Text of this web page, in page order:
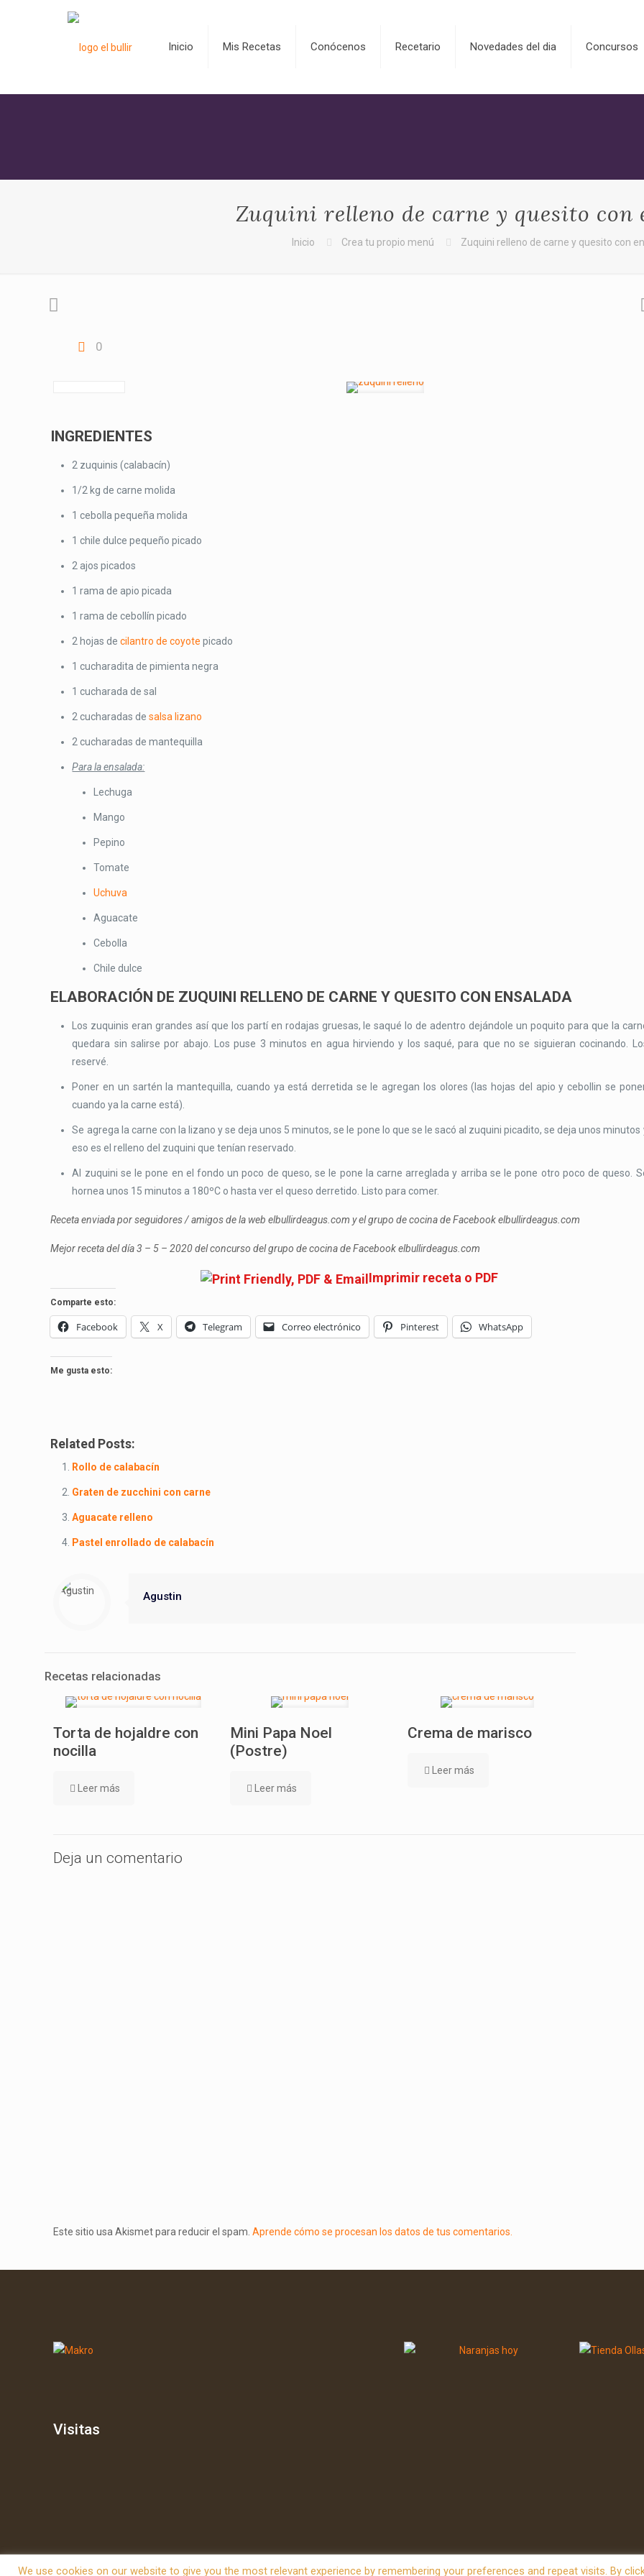
Inicio Mis Recetas Conócenos Recetario Novedades del dia Concursos
Zuquini relleno de carne y quesito con
Inicio Crea tu propio menú Zuquini relleno de carne y quesito con
0
INGREDIENTES
2 zuquinis (calabacín)
1/2 kg de carne molida
1 cebolla pequeña molida
1 chile dulce pequeño picado
2 ajos picados
1 rama de apio picada
1 rama de cebollín picado
2 hojas decilantro de coyote picado
1 cucharadita de pimienta negra
1 cucharada de sal
2 cucharadas desalsa lizano
2 cucharadas de mantequilla
Para la ensalada:
Lechuga
Mango
Pepino
Tomate
Uchuva
Aguacate
Cebolla
Chile dulce
ELABORACIÓN DE ZUQUINI RELLENO DE CARNE Y QUESITO CON ENSALADA
Los zuquinis eran grandes así que los partí en rodajas gruesas, le saqué lo de adentro dejándole un poquito para que la
quedara sin salirse por abajo. Los puse 3 minutos en agua hirviendo y los saqué, para que no se siguieran cocinando.
reservé.
Poner en un sartén la mantequilla, cuando ya está derretida se le agregan los olores (las hojas del apio y cebollin se
cuando ya la carne está).
Se agrega la carne con la lizano y se deja unos 5 minutos, se le pone lo que se le sacó al zuquini picadito, se deja unos minutos
eso es el relleno del zuquini que tenían reservado.
Al zuquini se le pone en el fondo un poco de queso, se le pone la carne arreglada y arriba se le pone otro poco de queso.
hornea unos 15 minutos a 180ºC o hasta ver el queso derretido. Listo para comer.
Receta enviada por seguidores / amigos de la web elbullirdeagus.com y el grupo de cocina de Facebook elbullirdeagus.com
Mejor receta del día 3 – 5 – 2020 del concurso del grupo de cocina de Facebook elbullirdeagus.com
Imprimir receta o PDF
Comparte esto:
Facebook X Telegram Correo electrónico Pinterest WhatsApp
Me gusta esto:
Related Posts:
Rollo de calabacín
Graten de zucchini con carne
Aguacate relleno
Pastel enrollado de calabacín
Agustin
Recetas relacionadas
Torta de hojaldre con
nocilla
Leer más
Mini Papa Noel
(Postre)
Leer más
Crema de marisco
Leer más
Deja un comentario
Este sitio usa Akismet para reducir el spam. Aprende cómo se procesan los datos de tus comentarios.
Visitas
We use cookies on our website to give you the most relevant experience by remembering your preferences and repeat visits. By